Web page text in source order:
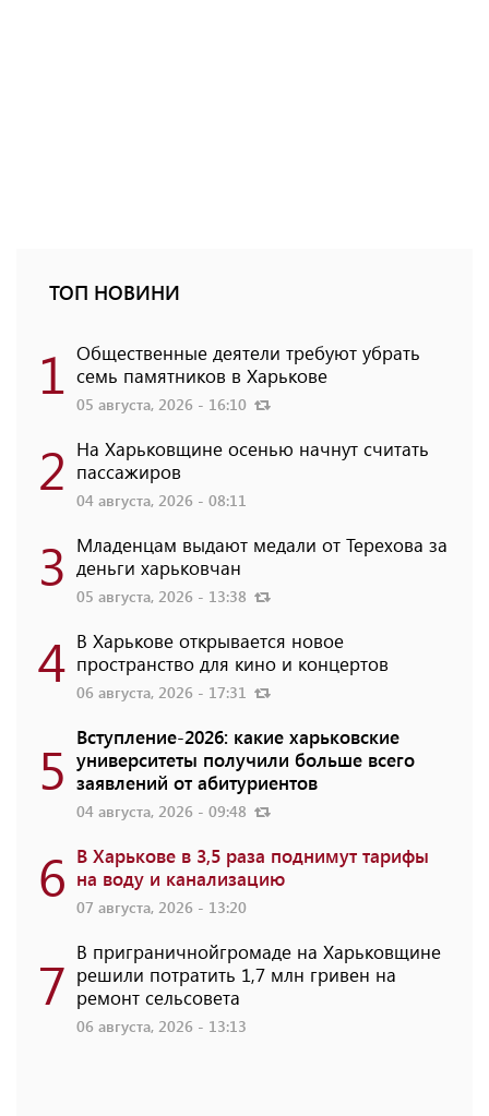
ТОП НОВИНИ
1 Общественные деятели требуют убрать
семь памятников в Харькове
05 августа, 2026 - 16:10
2 На Харьковщине осенью начнут считать
пассажиров
04 августа, 2026 - 08:11
3 Младенцам выдают медали от Терехова за
деньги харьковчан
05 августа, 2026 - 13:38
4 В Харькове открывается новое
пространство для кино и концертов
06 августа, 2026 - 17:31
5 Вступление-2026: какие харьковские
университеты получили больше всего
заявлений от абитуриентов
04 августа, 2026 - 09:48
6 В Харькове в 3,5 раза поднимут тарифы
на воду и канализацию
07 августа, 2026 - 13:20
7 В приграничнойгромаде на Харьковщине
решили потратить 1,7 млн ​​гривен на
ремонт сельсовета
06 августа, 2026 - 13:13